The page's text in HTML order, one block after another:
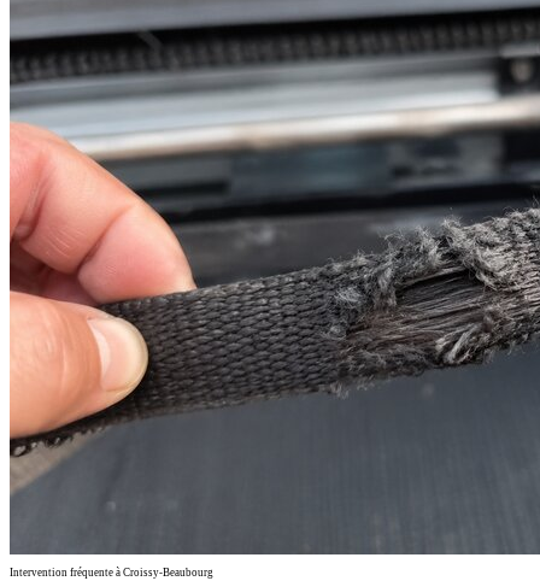
Intervention fréquente à Croissy-Beaubourg